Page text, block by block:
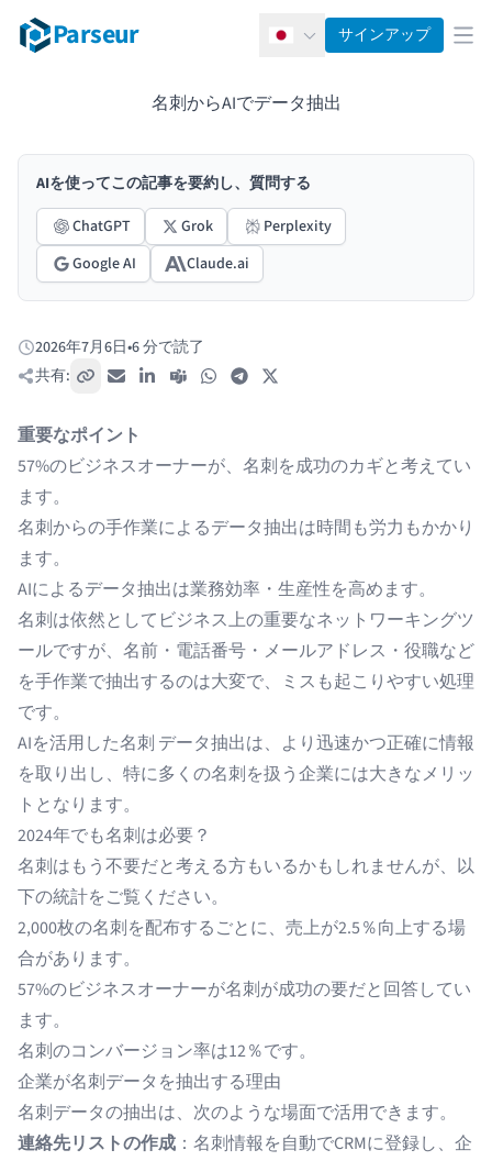
Parseur 日本語サインアップ メ
名刺からAIでデータ抽出
AIを使ってこの記事を要約し、質問する
ChatGPT
Grok
Perplexity
Google AI
Claude.ai
公開日:
2026年7月6日•6 分で読了
共有:
リンクをコピー
メールLinkedIn
Teams WhatsAppTelegram
重要なポイント
57%のビジネスオーナーが、名刺を成功のカギと考えてい
ます。
名刺からの手作業によるデータ抽出は時間も労力もかかり
ます。
AIによるデータ抽出は業務効率・生産性を高めます。
名刺は依然としてビジネス上の重要なネットワーキングツ
ールですが、名前・電話番号・メールアドレス・役職など
を手作業で抽出するのは大変で、ミスも起こりやすい処理
です。
AIを活用した名刺 データ抽出は、より迅速かつ正確に情報
を取り出し、特に多くの名刺を扱う企業には大きなメリッ
トとなります。
2024年でも名刺は必要？
名刺はもう不要だと考える方もいるかもしれませんが、以
下の統計をご覧ください。
2,000枚の名刺を配布するごとに、売上が2.5％向上する場
合があります。
57%のビジネスオーナーが名刺が成功の要だと回答してい
ます。
名刺のコンバージョン率は12％です。
企業が名刺データを抽出する理由
名刺データの抽出は、次のような場面で活用できます。
連絡先リストの作成 ：名刺情報を自動でCRMに登録し、企